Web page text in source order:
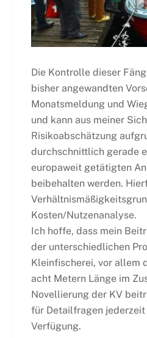
Die Kontrolle dieser
bisher angewandten
Monatsmeldung und
und kann aus meiner
Risikoabschätzung
durchschnittlich gerade
europaweit getätigten
beibehalten werden.
Kosten/Nutzenanalyse.
Ich hoffe, dass mein
der unterschiedlichen
Kleinfischerei, vor allem
acht Metern Länge im
Novellierung der KV
für Detailfragen jederzeit
Verfügung.